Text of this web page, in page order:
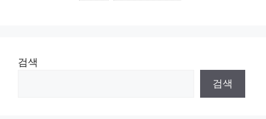
검색
검색